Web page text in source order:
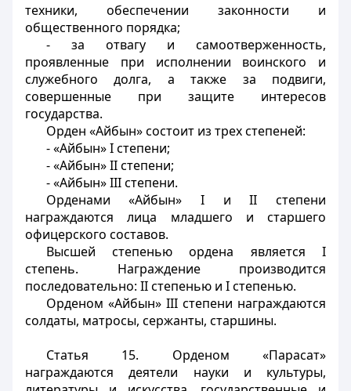
техники, обеспечении законности и
общественного порядка;
- за отвагу и самоотверженность,
проявленные при исполнении воинского и
служебного долга, a также за подвиги,
совершенные при защите интересов
государства.
Орден «Айбын» состоит из трех степеней:
- «Айбын» I степени;
- «Айбын» II степени;
- «Айбын» III степени.
Орденами «Айбын» I и II степени
награждаются лица младшего и старшего
офицерского составов.
Высшей степенью ордена является I
степень. Награждение производится
последовательно: II степенью и I степенью.
Орденом «Айбын» III степени награждаются
солдаты, матросы, сержанты, старшины.
Статья 15. Орденом «Парасат»
награждаются деятели науки и культуры,